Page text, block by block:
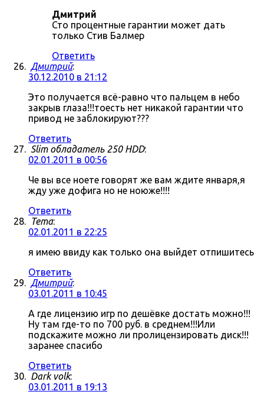
Дмитрий
Сто процентные гарантии может дать
только Стив Балмер
Ответить
Дмитрий:
30.12.2010 в 21:12
Это получается всё-равно что пальцем в небо
закрыв глаза!!!тоесть нет никакой гарантии что
привод не заблокируют???
Ответить
Slim обладатель 250 HDD:
02.01.2011 в 00:56
Че вы все ноете говорят же вам ждите января,я
жду уже дофига но не ноюже!!!!
Ответить
Tema:
02.01.2011 в 22:25
я имею ввиду как только она выйдет отпишитесь
Ответить
Дмитрий:
03.01.2011 в 10:45
А где лицензию игр по дешёвке достать можно!!!
Ну там где-то по 700 руб. в среднем!!!Или
подскажите можно ли пролицензировать диск!!!
заранее спасибо
Ответить
Dark volk:
03.01.2011 в 19:13